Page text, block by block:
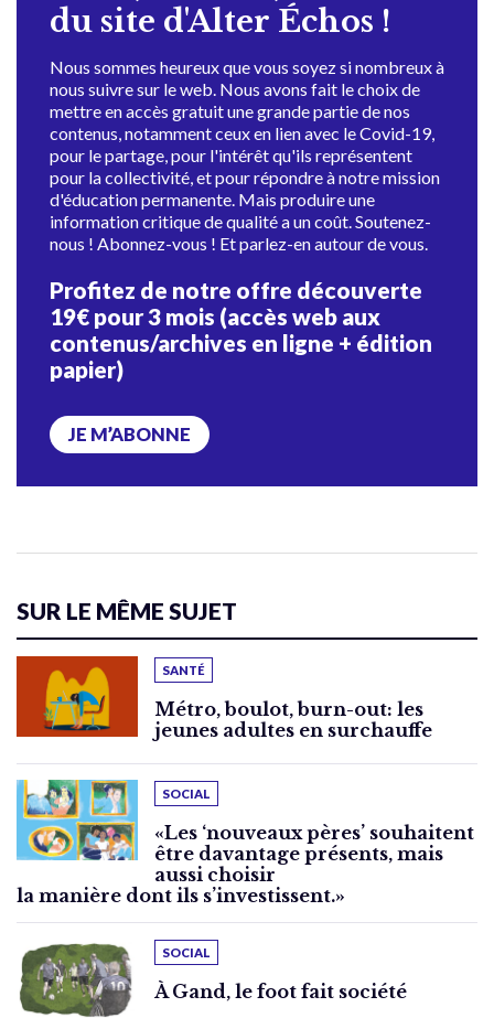
du site d'Alter Échos !
Nous sommes heureux que vous soyez si nombreux à
nous suivre sur le web. Nous avons fait le choix de
mettre en accès gratuit une grande partie de nos
contenus, notamment ceux en lien avec le Covid-19,
pour le partage, pour l'intérêt qu'ils représentent
pour la collectivité, et pour répondre à notre mission
d'éducation permanente. Mais produire une
information critique de qualité a un coût. Soutenez-
nous ! Abonnez-vous ! Et parlez-en autour de vous.
Profitez de notre offre découverte
19€ pour 3 mois (accès web aux
contenus/archives en ligne + édition
papier)
JE M’ABONNE
SUR LE MÊME SUJET
SANTÉ
Métro, boulot, burn-out: les
jeunes adultes en surchauffe
SOCIAL
«Les ‘nouveaux pères’ souhaitent
être davantage présents, mais
aussi choisir
la manière dont ils s’investissent.»
SOCIAL
À Gand, le foot fait société